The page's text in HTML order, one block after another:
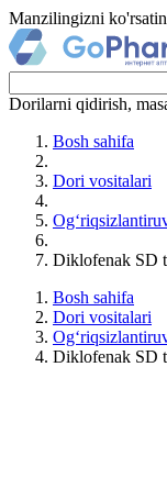
Manzilingizni
Dorilarni qidirish,
Bosh sahifa
Dori vositalari
Diklofenak SD
Bosh sahifa
Dori vositalari
Diklofenak SD